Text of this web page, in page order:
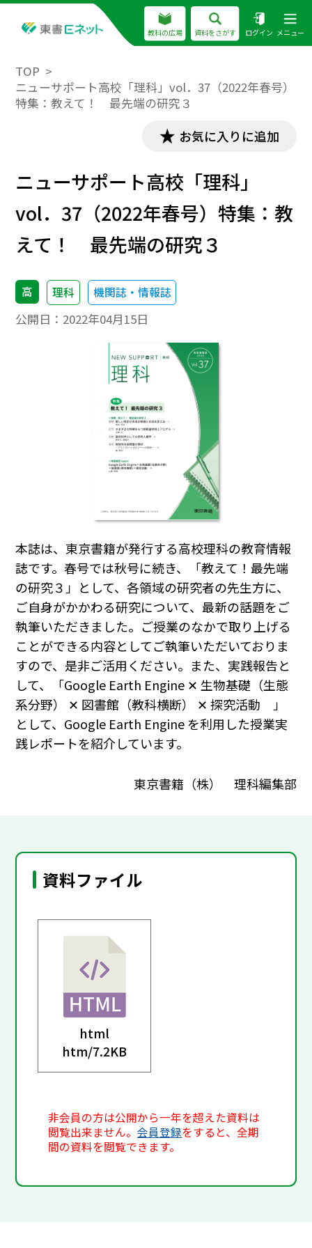
教科の広場 資料をさがす ログイン メニュー
TOP
ニューサポート高校「理科」vol．37（2022年春号）
特集：教えて！ 最先端の研究３
お気に入りに追加
ニューサポート高校「理科」
vol．37（2022年春号）特集：教
えて！ 最先端の研究３
高 理科 機関誌・情報誌
公開日： 2022年04月15日
本誌は、東京書籍が発行する高校理科の教育情報
誌です。春号では秋号に続き、「教えて！最先端
の研究３」として、各領域の研究者の先生方に、
ご自身がかかわる研究について、最新の話題をご
執筆いただきました。ご授業のなかで取り上げる
ことができる内容としてご執筆いただいておりま
すので、是非ご活用ください。また、実践報告と
して、「Google Earth Engine ✕ 生物基礎（生態
系分野） ✕ 図書館（教科横断） ✕ 探究活動 」
として、Google Earth Engine を利用した授業実
践レポートを紹介しています。
東京書籍（株） 理科編集部
資料ファイル
html
htm/7.2KB
非会員の方は公開から一年を超えた資料は
閲覧出来ません。会員登録をすると、全期
間の資料を閲覧できます。